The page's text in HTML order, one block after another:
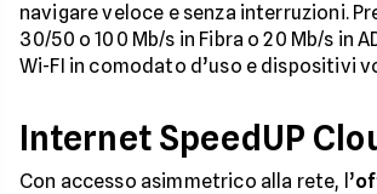
navigare veloce e senza interruzioni.
30/50 o 100 Mb/s in Fibra o 20 Mb/s in
Wi-FI in comodato d’uso e dispositivi
Internet SpeedUP
Con accesso asimmetrico alla rete, l’